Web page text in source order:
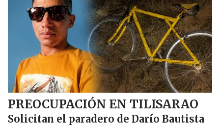
PREOCUPACIÓN EN TILISARAO
Solicitan el paradero de Darío Bautista